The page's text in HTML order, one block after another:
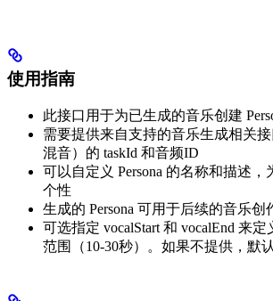
使用指南
此接口用于为已生成的音乐创建
需要提供来自支持的音乐生成相关接
混音）的 taskId 和音频ID
可以自定义 Persona 的名称和描述
个性
生成的 Persona 可用于后续的音乐创
可选指定 vocalStart 和 vocalEnd 来
范围（10-30秒）。如果不提供，默